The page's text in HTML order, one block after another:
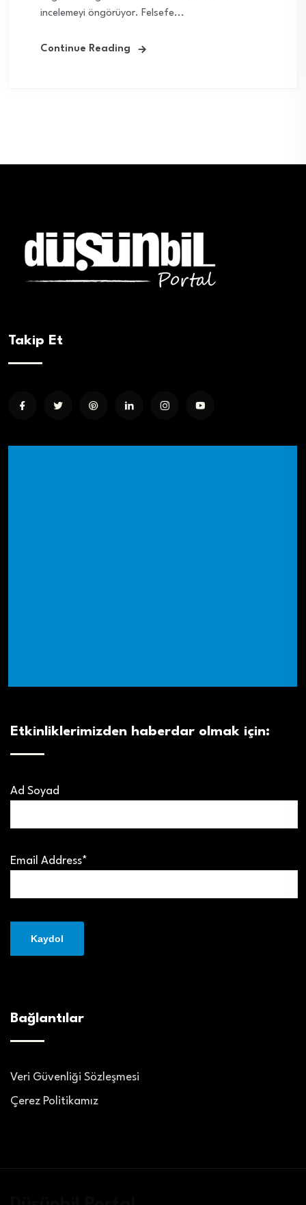
incelemeyi öngörüyor. Felsefe...
Continue Reading
Takip Et
Etkinliklerimizden haberdar olmak için:
Ad Soyad
Email Address*
Bağlantılar
Veri Güvenliği Sözleşmesi
Çerez Politikamız